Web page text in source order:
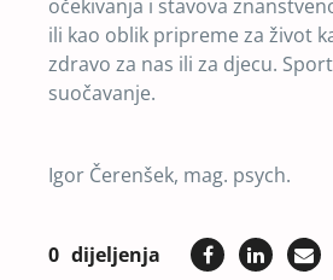
očekivanja i stavova
ili kao oblik pripreme za život
zdravo za nas ili za djecu.
suočavanje.
Igor Čerenšek, mag. psych.
0 dijeljenja